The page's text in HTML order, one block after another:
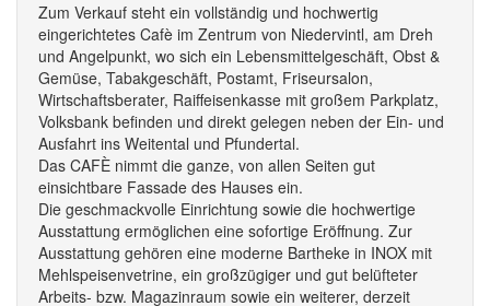
Zum Verkauf steht ein vollständig und hochwertig
eingerichtetes Cafè im Zentrum von Niedervintl, am Dreh
und Angelpunkt, wo sich ein Lebensmittelgeschäft, Obst &
Gemüse, Tabakgeschäft, Postamt, Friseursalon,
Wirtschaftsberater, Raiffeisenkasse mit großem Parkplatz,
Volksbank befinden und direkt gelegen neben der Ein- und
Ausfahrt ins Weitental und Pfundertal.
Das CAFÈ nimmt die ganze, von allen Seiten gut
einsichtbare Fassade des Hauses ein.
Die geschmackvolle Einrichtung sowie die hochwertige
Ausstattung ermöglichen eine sofortige Eröffnung. Zur
Ausstattung gehören eine moderne Bartheke in INOX mit
Mehlspeisenvetrine, ein großzügiger und gut belüfteter
Arbeits- bzw. Magazinraum sowie ein weiterer, derzeit